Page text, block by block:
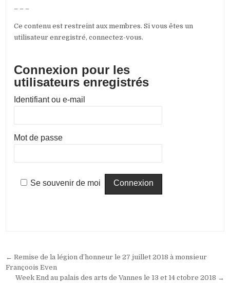
– – –
Ce contenu est restreint aux membres. Si vous êtes un
utilisateur enregistré, connectez-vous.
Connexion pour les
utilisateurs enregistrés
Identifiant ou e-mail
Mot de passe
Se souvenir de moi
Navigation
de
← Remise de la légion d’honneur le 27 juillet 2018 à monsieur
Françoois Even
Week End au palais des arts de Vannes le 13 et 14 ctobre 2018 →